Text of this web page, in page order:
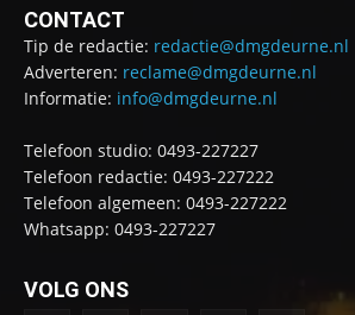
CONTACT
Tip de redactie: redactie@dmgdeurne.nl
Adverteren: reclame@dmgdeurne.nl
Informatie: info@dmgdeurne.nl
Telefoon studio: 0493-227227
Telefoon redactie: 0493-227222
Telefoon algemeen: 0493-227222
Whatsapp: 0493-227227
VOLG ONS